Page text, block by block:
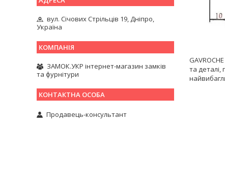
та деталі,
вул. Січових Стрільців 19, Дніпро,
Україна
ЗАМОК.УКР інтернет-магазин замків
та фурнітури
Продавець-консультант